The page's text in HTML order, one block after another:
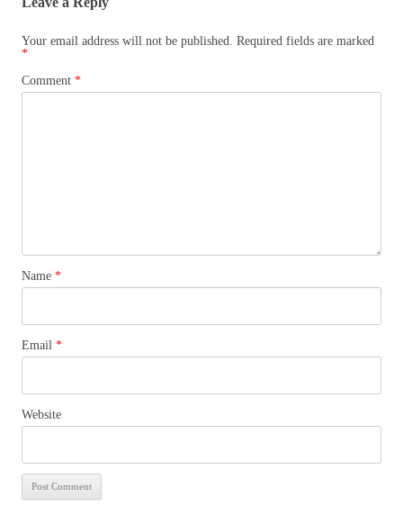
Your email address will not be published. Required fields are marked
*
Comment *
Name *
Email *
Website